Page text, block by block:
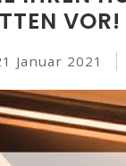
VOR!
Januar 2021